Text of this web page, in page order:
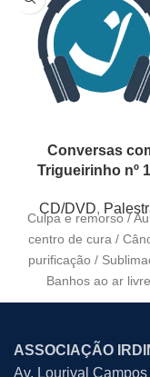
Conversas
Trigueirinho nº
CD/DVD,
Culpa e remorso /
centro de cura /
purificação /
Banhos ao ar
ASSOCIAÇÃO
Av. Lourival